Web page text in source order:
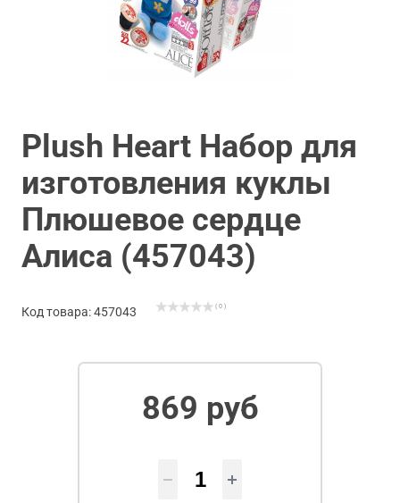
Plush Heart Набор для
изготовления куклы
Плюшевое сердце
Алиса (457043)
Код товара: 457043 ( 0 )
869 руб